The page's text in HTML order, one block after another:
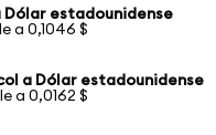
Dólar estadounidense
a 0,1046 $
a Dólar estadounidense
a 0,0162 $